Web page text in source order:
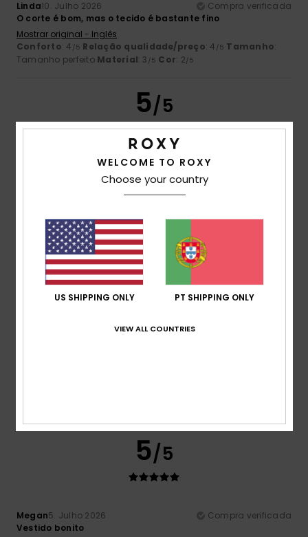
Linda10. Julho 2026
Compra verificada
O corte é bom, mas o tecido é bastante fino
Mostrar original - Inglês
Conforto: 4 /5 Relação qualidade/preço: 4 /5 Tamanho:
Tamanho perfeito Material: 3 /5 Cor: 2/5
5/5
6. Julho 2026
Compra verificada
Boa relação qualidade-preço
Mostrar original - Castelhano
/5
Eu recomendo este produto
5 /5
5/5
Megan5. Julho 2026
Compra verificada
Vestido bonito
WELCOME TO ROXY
Choose your country
US SHIPPING ONLY PT SHIPPING ONLY
VIEW ALL COUNTRIES